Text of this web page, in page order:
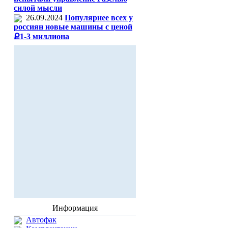
силой мысли
26.09.2024 Популярнее всех у
россиян новые машины с ценой
Ք1-3 миллиона
Информация
Автофак